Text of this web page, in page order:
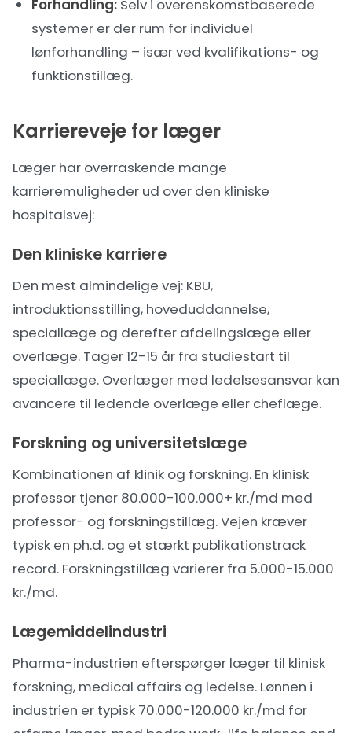
Forhandling: Selv i overenskomstbaserede
systemer er der rum for individuel
lønforhandling – især ved kvalifikations- og
funktionstillæg.
Karriereveje for læger
Læger har overraskende mange
karrieremuligheder ud over den kliniske
hospitalsvej:
Den kliniske karriere
Den mest almindelige vej: KBU,
introduktionsstilling, hoveduddannelse,
speciallæge og derefter afdelingslæge eller
overlæge. Tager 12-15 år fra studiestart til
speciallæge. Overlæger med ledelsesansvar kan
avancere til ledende overlæge eller cheflæge.
Forskning og universitetslæge
Kombinationen af klinik og forskning. En klinisk
professor tjener 80.000-100.000+ kr./md med
professor- og forskningstillæg. Vejen kræver
typisk en ph.d. og et stærkt publikationstrack
record. Forskningstillæg varierer fra 5.000-15.000
kr./md.
Lægemiddelindustri
Pharma-industrien efterspørger læger til klinisk
forskning, medical affairs og ledelse. Lønnen i
industrien er typisk 70.000-120.000 kr./md for